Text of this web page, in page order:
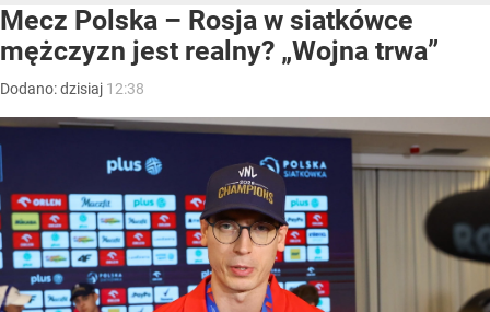
Mecz Polska – Rosja w siatkówce
mężczyzn jest realny? „Wojna trwa”
Dodano:dzisiaj 12:38